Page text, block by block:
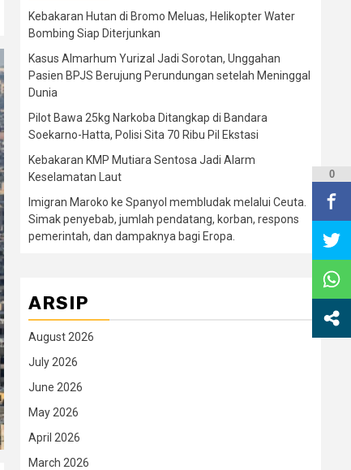
Kebakaran Hutan di Bromo Meluas, Helikopter Water
Bombing Siap Diterjunkan
Kasus Almarhum Yurizal Jadi Sorotan, Unggahan
Pasien BPJS Berujung Perundungan setelah Meninggal
Dunia
Pilot Bawa 25kg Narkoba Ditangkap di Bandara
Soekarno-Hatta, Polisi Sita 70 Ribu Pil Ekstasi
Kebakaran KMP Mutiara Sentosa Jadi Alarm
Keselamatan Laut
Imigran Maroko ke Spanyol membludak melalui Ceuta.
Simak penyebab, jumlah pendatang, korban, respons
pemerintah, dan dampaknya bagi Eropa.
ARSIP
August 2026
July 2026
June 2026
May 2026
April 2026
March 2026
0